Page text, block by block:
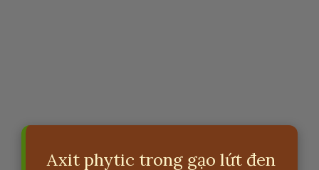
Axit phytic trong gạo lứt đen